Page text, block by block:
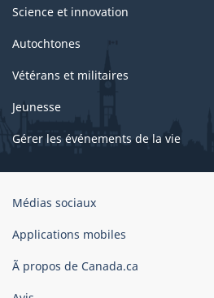
Science et innovation
Autochtones
Vétérans et militaires
Jeunesse
Gérer les événements de la vie
Organisation
gouvernement
Canada
Médias sociaux
Applications mobiles
Ã propos de Canada.ca